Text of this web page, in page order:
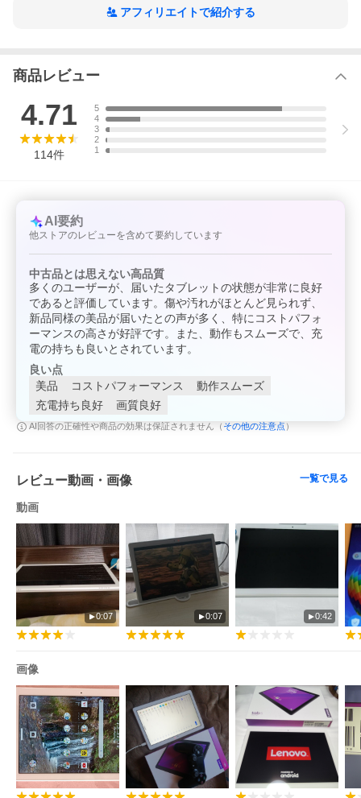
こちらの商品はアンドロイドタッブレトでございます。
アフィリエイトで紹介する
商品レビュー
4.71
114件
5
4
3
2
1
AI要約
他ストアのレビューを含めて要約しています
中古品とは思えない高品質
多くのユーザーが、届いたタブレットの状態が非常に良好
であると評価しています。傷や汚れがほとんど見られず、
新品同様の美品が届いたとの声が多く、特にコストパフォ
ーマンスの高さが好評です。また、動作もスムーズで、充
電の持ちも良いとされています。
良い点
美品
コストパフォーマンス
動作スムーズ
充電持ち良好
画質良好
AI回答の正確性や商品の効果は保証されません（ その他の注意点 ）
レビュー動画・画像 一覧で見る
動画
0:07 0:07 0:42
画像